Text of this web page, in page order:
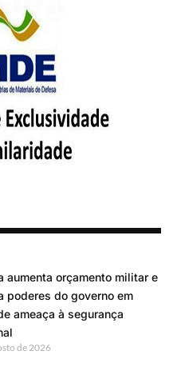
aumenta orçamento militar e
poderes do governo em
ameaça à segurança
de 2026